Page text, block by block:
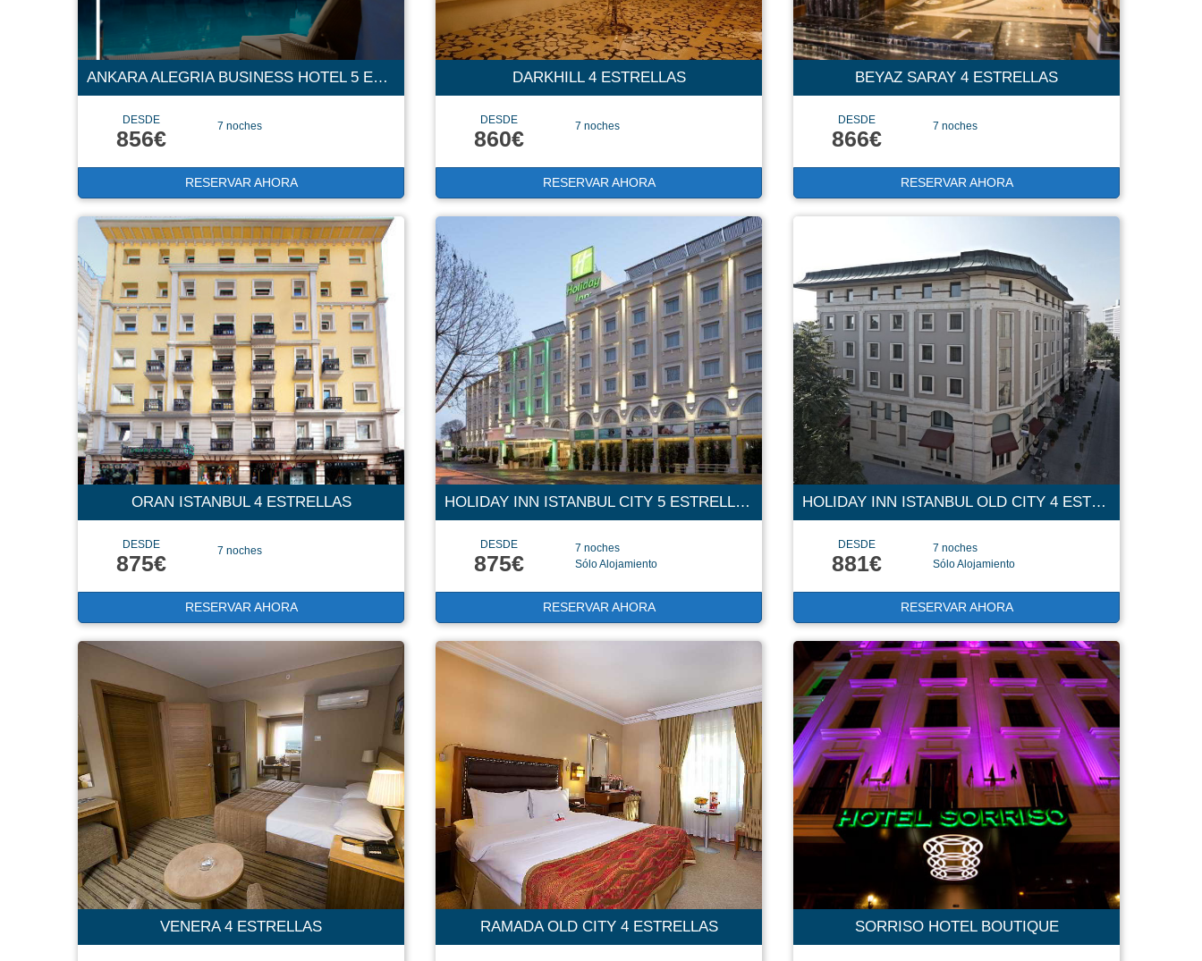
ANKARA ALEGRIA BUSINESS HOTEL 5 ESTRELLAS
DESDE
856€ 7 noches
RESERVAR AHORA
DARKHILL 4 ESTRELLAS
DESDE
860€ 7 noches
RESERVAR AHORA
BEYAZ SARAY 4 ESTRELLAS
DESDE
866€ 7 noches
RESERVAR AHORA
ORAN ISTANBUL 4 ESTRELLAS
DESDE
875€ 7 noches
RESERVAR AHORA
HOLIDAY INN ISTANBUL CITY 5 ESTRELLAS
DESDE
875€
7 noches
Sólo Alojamiento
RESERVAR AHORA
HOLIDAY INN ISTANBUL OLD CITY 4 ESTRELLAS
DESDE
881€
7 noches
Sólo Alojamiento
RESERVAR AHORA
VENERA 4 ESTRELLAS RAMADA OLD CITY 4 ESTRELLAS SORRISO HOTEL BOUTIQUE